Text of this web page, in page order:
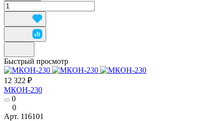
Быстрый просмотр
12 322 ₽
МКОН-230
0
0
Арт. 116101